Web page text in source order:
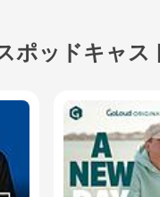
ポッドキャス